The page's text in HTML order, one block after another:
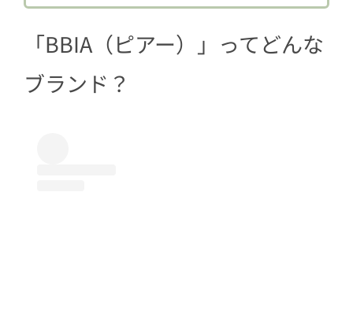
3.1水のように軽いテクスチャーで唇
ちゅるん♡ 「ローティントミニ」
「ローグロスミニ」
「BBIA（ピアー）」ってどんな
ブランド？